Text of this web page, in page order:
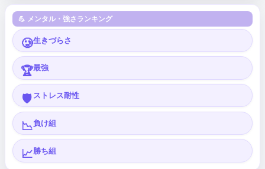
💪 メンタル・強さランキング
🥲生きづらさ
🏆最強
🛡️ ストレス耐性
📉負け組
📈勝ち組